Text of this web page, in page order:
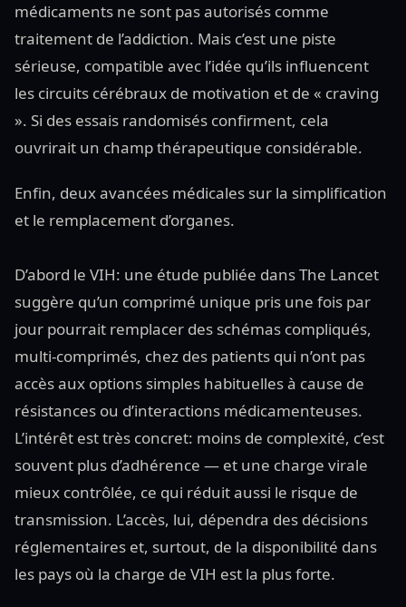
médicaments ne sont pas autorisés comme
traitement de l’addiction. Mais c’est une piste
sérieuse, compatible avec l’idée qu’ils influencent
les circuits cérébraux de motivation et de « craving
». Si des essais randomisés confirment, cela
ouvrirait un champ thérapeutique considérable.
Enfin, deux avancées médicales sur la simplification
et le remplacement d’organes.
D’abord le VIH: une étude publiée dans The Lancet
suggère qu’un comprimé unique pris une fois par
jour pourrait remplacer des schémas compliqués,
multi-comprimés, chez des patients qui n’ont pas
accès aux options simples habituelles à cause de
résistances ou d’interactions médicamenteuses.
L’intérêt est très concret: moins de complexité, c’est
souvent plus d’adhérence — et une charge virale
mieux contrôlée, ce qui réduit aussi le risque de
transmission. L’accès, lui, dépendra des décisions
réglementaires et, surtout, de la disponibilité dans
les pays où la charge de VIH est la plus forte.